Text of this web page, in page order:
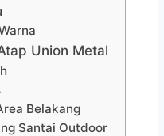
Union Metal
Belakang
Santai Outdoor